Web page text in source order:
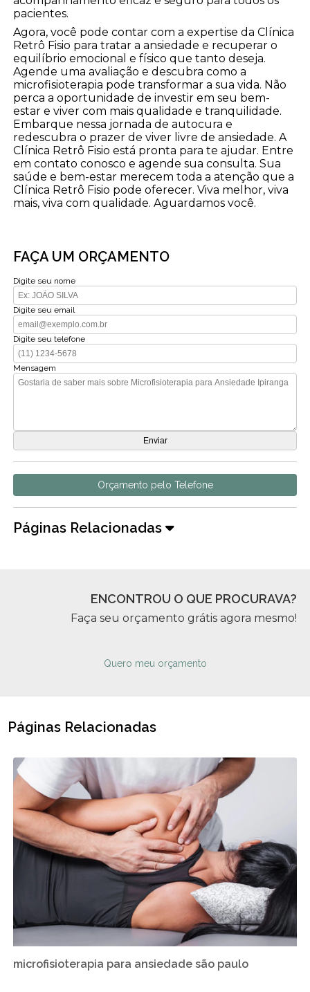
pacientes.
Agora, você pode contar com a expertise da Clínica
Retrô Fisio para tratar a ansiedade e recuperar o
equilíbrio emocional e físico que tanto deseja.
Agende uma avaliação e descubra como a
microfisioterapia pode transformar a sua vida. Não
perca a oportunidade de investir em seu bem-
estar e viver com mais qualidade e tranquilidade.
Embarque nessa jornada de autocura e
redescubra o prazer de viver livre de ansiedade. A
Clínica Retrô Fisio está pronta para te ajudar. Entre
em contato conosco e agende sua consulta. Sua
saúde e bem-estar merecem toda a atenção que a
Clínica Retrô Fisio pode oferecer. Viva melhor, viva
mais, viva com qualidade. Aguardamos você.
FAÇA UM ORÇAMENTO
Digite seu nome
Digite seu email
Digite seu telefone
Mensagem
Orçamento pelo Telefone
Páginas Relacionadas
ENCONTROU O QUE PROCURAVA?
Faça seu orçamento grátis agora mesmo!
Quero meu orçamento
Páginas Relacionadas
microfisioterapia para ansiedade são paulo